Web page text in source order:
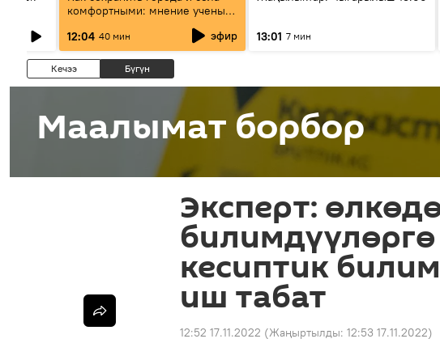
комфортными: мнение ученых
12:04 40 мин эфир 13:01 7 мин
Кечээ Бүгүн
Маалымат борбор
Эксперт:
кесиптик
иш табат
12:52 17.11.2022 (Жаңыртылды: 12:53 17.11.2022)